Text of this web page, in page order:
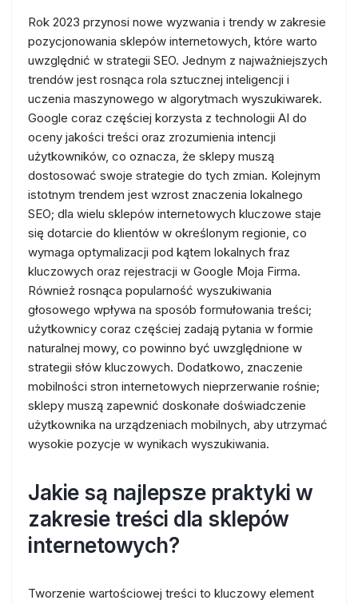
Rok 2023 przynosi nowe wyzwania i trendy w zakresie
pozycjonowania sklepów internetowych, które warto
uwzględnić w strategii SEO. Jednym z najważniejszych
trendów jest rosnąca rola sztucznej inteligencji i
uczenia maszynowego w algorytmach wyszukiwarek.
Google coraz częściej korzysta z technologii AI do
oceny jakości treści oraz zrozumienia intencji
użytkowników, co oznacza, że sklepy muszą
dostosować swoje strategie do tych zmian. Kolejnym
istotnym trendem jest wzrost znaczenia lokalnego
SEO; dla wielu sklepów internetowych kluczowe staje
się dotarcie do klientów w określonym regionie, co
wymaga optymalizacji pod kątem lokalnych fraz
kluczowych oraz rejestracji w Google Moja Firma.
Również rosnąca popularność wyszukiwania
głosowego wpływa na sposób formułowania treści;
użytkownicy coraz częściej zadają pytania w formie
naturalnej mowy, co powinno być uwzględnione w
strategii słów kluczowych. Dodatkowo, znaczenie
mobilności stron internetowych nieprzerwanie rośnie;
sklepy muszą zapewnić doskonałe doświadczenie
użytkownika na urządzeniach mobilnych, aby utrzymać
wysokie pozycje w wynikach wyszukiwania.
Jakie są najlepsze praktyki w
zakresie treści dla sklepów
internetowych?
Tworzenie wartościowej treści to kluczowy element